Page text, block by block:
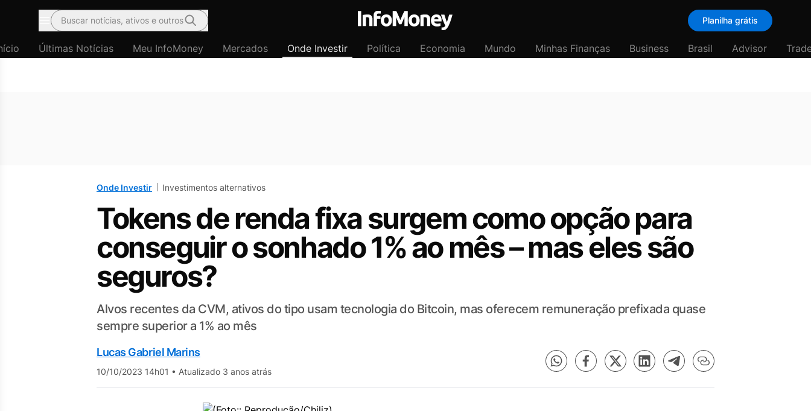
Menu
Buscar notícias, ativos e outros Planilha grátis
Últimas Notícias Meu InfoMoney Mercados Onde Investir Política Economia Mundo Minhas Finanças Business Brasil Advisor
Onde Investir Investimentos alternativos
Tokens de renda fixa surgem como opção para
conseguir o sonhado 1% ao mês – mas eles são
seguros?
Alvos recentes da CVM, ativos do tipo usam tecnologia do Bitcoin, mas oferecem remuneração prefixada quase
sempre superior a 1% ao mês
Lucas Gabriel Marins
10/10/2023 14h01 • Atualizado 3 anos atrás